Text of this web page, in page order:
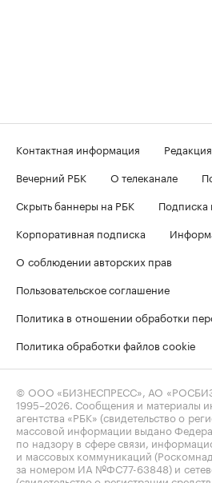
Контактная информация Редакция
Вечерний РБК
О телеканале
Скрыть баннеры на РБК
Подписка
Корпоративная подписка
О соблюдении авторских прав
Пользовательское соглашение
Политика в отношении обработки
Политика обработки файлов cookie
© ООО «БИЗНЕСПРЕСС», АО
1995–2026 . Сообщения и материалы
агентства «РБК» (свидетельство о
массовой информации выдано
по надзору в сфере связи,
и массовых коммуникаций
за номером ИА №ФС77-63848) и